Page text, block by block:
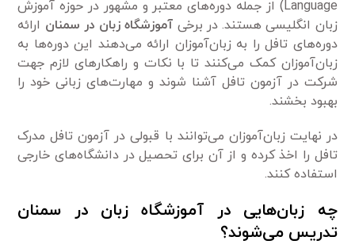
Language) از جمله دوره‌های معتبر و مشهور در حوزه آموزش
زبان انگلیسی هستند. در برخی آموزشگاه زبان در سمنان ارائه
دوره‌های تافل را به زبان‌آموزان ارائه می‌دهند این دوره‌ها به
زبان‌آموزان کمک می‌کنند تا با نکات و راهکارهای لازم جهت
شرکت در آزمون تافل آشنا شوند و مهارت‌های زبانی خود را
بهبود بخشند.
در نهایت زبان‌آموزان می‌توانند با قبولی در آزمون تافل مدرک
تافل را اخذ کرده و از آن برای تحصیل در دانشگاه‌های خارجی
استفاده کنند.
چه زبان‌هایی در آموزشگاه زبان در سمنان
تدریس می‌شوند؟